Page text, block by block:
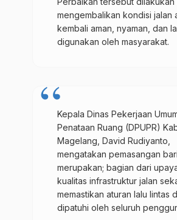
mengembalikan kondisi jalan
kembali aman, nyaman, dan
digunakan oleh masyarakat.
Kepala Dinas Pekerjaan
Penataan Ruang (DPUPR)
Magelang, David Rudiyanto,
mengatakan pemasangan
merupakan; bagian dari
kualitas infrastruktur jalan
memastikan aturan lalu lintas
dipatuhi oleh seluruh